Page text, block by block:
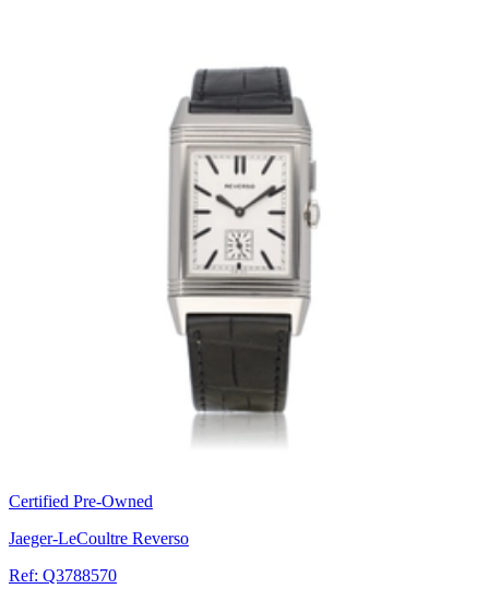
Certified Pre-Owned
Jaeger-LeCoultre Reverso
Ref: Q3788570